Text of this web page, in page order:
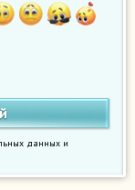
данных и